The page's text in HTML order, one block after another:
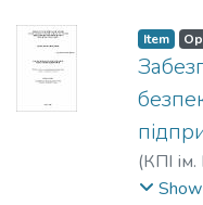
Item
(КПІ ім.